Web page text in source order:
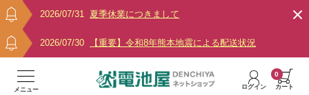
2026/07/31 夏季休業につきまして
2026/07/30 【重要】令和8年熊本地震による配送状況
メニュー ログイン カート
0